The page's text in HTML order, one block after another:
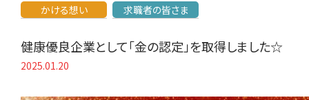
かける想い 求職者の皆さま
健康優良企業として「金の認定」を取得しました☆
2025.01.20